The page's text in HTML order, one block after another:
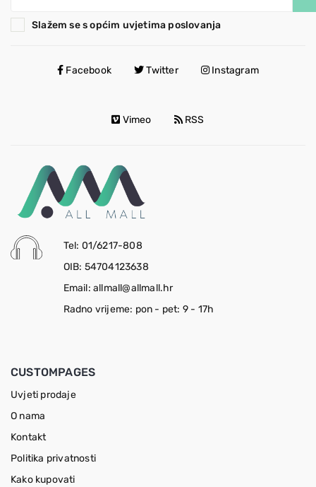
Slažem se s općim uvjetima poslovanja
Facebook Twitter Instagram
Vimeo RSS
Tel: 01/6217-808
OIB: 54704123638
Email: allmall@allmall.hr
Radno vrijeme: pon - pet: 9 - 17h
CUSTOMPAGES
Uvjeti prodaje
O nama
Kontakt
Politika privatnosti
Kako kupovati